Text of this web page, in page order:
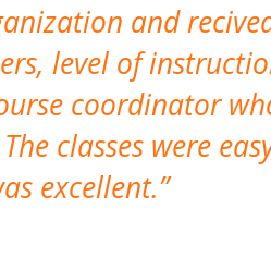
and
level of
coordinator
classes were
excellent.